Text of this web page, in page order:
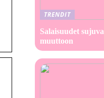
TRENDIT
Salaisuudet
muuttoon